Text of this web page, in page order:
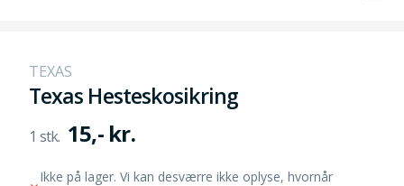
TEXAS
Texas Hesteskosikring
15,- kr.
Ikke på lager. Vi kan desværre ikke oplyse, hvornår